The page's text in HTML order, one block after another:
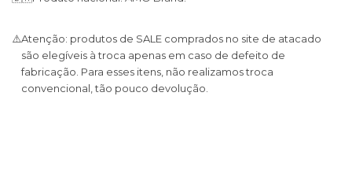
⚠️Atenção: produtos de SALE comprados no site de atacado
são elegíveis à troca apenas em caso de defeito de
fabricação. Para esses itens, não realizamos troca
convencional, tão pouco devolução.